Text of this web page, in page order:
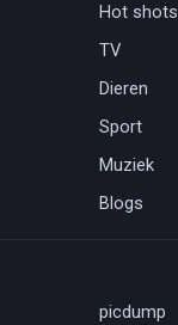
Hot shots
TV
Dieren
Sport
Muziek
Blogs
picdump